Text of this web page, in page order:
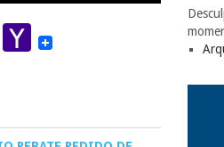
WordPress
Yahoo